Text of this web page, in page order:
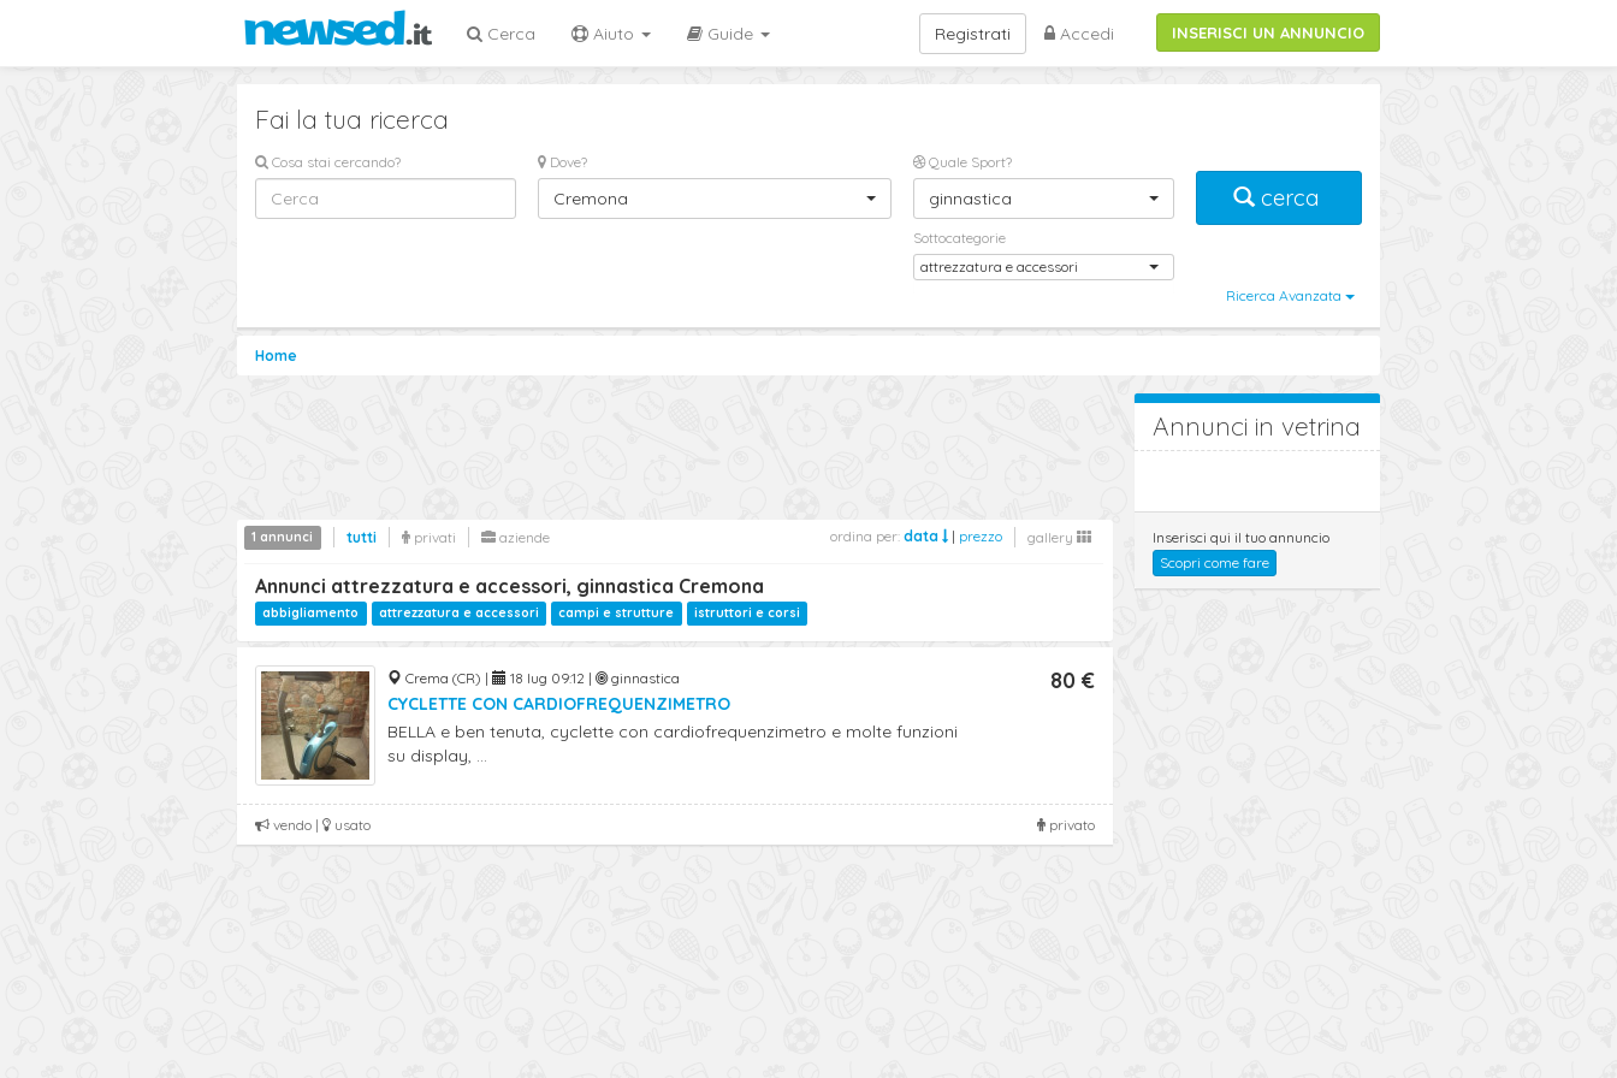
INSERISCI UN ANNUNCIO
Cerca Aiuto Guide Accedi
Registrati
Fai la tua ricerca
Cosa stai cercando? Dove?
Cremona
Quale Sport?
ginnastica
Sottocategorie
attrezzatura e accessori
cerca
Ricerca Avanzata
Home
tutti privati aziende
1 annunci ordina per: data | prezzo gallery
Annunci attrezzatura e accessori, ginnastica Cremona
abbigliamento attrezzatura e accessori campi e strutture istruttori e corsi
Crema (CR) | 18 lug 09:12 | ginnastica
CYCLETTE CON CARDIOFREQUENZIMETRO
BELLA e ben tenuta, cyclette con cardiofrequenzimetro e molte funzioni
su display, ...
80 €
privato
vendo | usato
Annunci in vetrina
Inserisci qui il tuo annuncio
Scopri come fare